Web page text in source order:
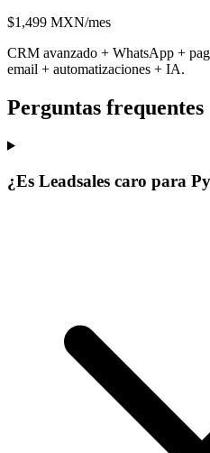
$1,499 MXN/mes
CRM avanzado + WhatsApp +
email + automatizaciones + IA.
Perguntas frequentes
¿Es Leadsales caro para